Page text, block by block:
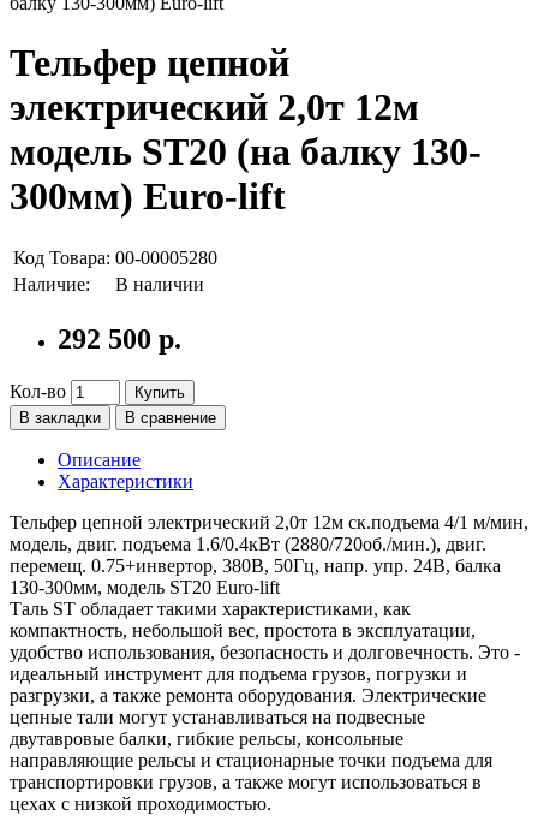
Тельфер цепной
электрический 2,0т 12м
модель ST20 (на балку 130-
300мм) Euro-lift
Код Товара: 00-00005280
Наличие:
В наличии
292 500 р.
Кол-во
Купить
В закладки
В сравнение
Описание
Характеристики
Тельфер цепной электрический 2,0т 12м ск.подъема 4/1 м/мин,
модель, двиг. подъема 1.6/0.4кВт (2880/720об./мин.), двиг.
перемещ. 0.75+инвертор, 380В, 50Гц, напр. упр. 24В, балка
130-300мм, модель ST20 Euro-lift
Таль ST обладает такими характеристиками, как
компактность, небольшой вес, простота в эксплуатации,
удобство использования, безопасность и долговечность. Это -
идеальный инструмент для подъема грузов, погрузки и
разгрузки, а также ремонта оборудования. Электрические
цепные тали могут устанавливаться на подвесные
двутавровые балки, гибкие рельсы, консольные
направляющие рельсы и стационарные точки подъема для
транспортировки грузов, а также могут использоваться в
цехах с низкой проходимостью.